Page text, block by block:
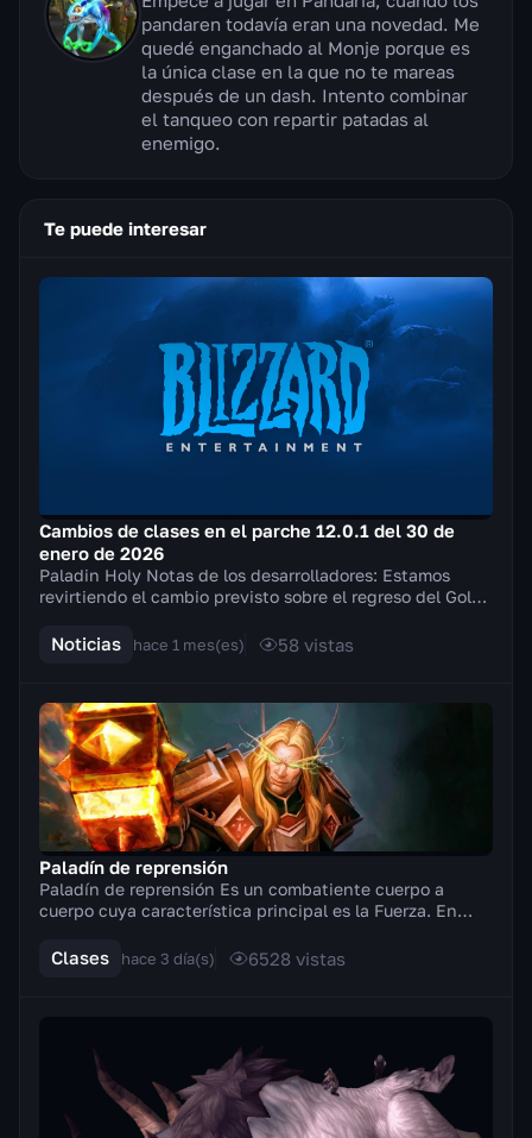
pandaren todavía eran una novedad. Me
quedé enganchado al Monje porque es
la única clase en la que no te mareas
después de un dash. Intento combinar
el tanqueo con repartir patadas al
enemigo.
Te puede interesar
Cambios de clases en el parche 12.0.1 del 30 de
enero de 2026
Paladin Holy Notas de los desarrolladores: Estamos
revirtiendo el cambio previsto sobre el regreso del Golpe
Noticias hace 1 mes(es) 58 vistas
Paladín de reprensión
Paladín de reprensión Es un combatiente cuerpo a
cuerpo cuya característica principal es la Fuerza. En
Clases hace 3 día(s) 6528 vistas